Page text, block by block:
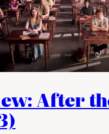
After